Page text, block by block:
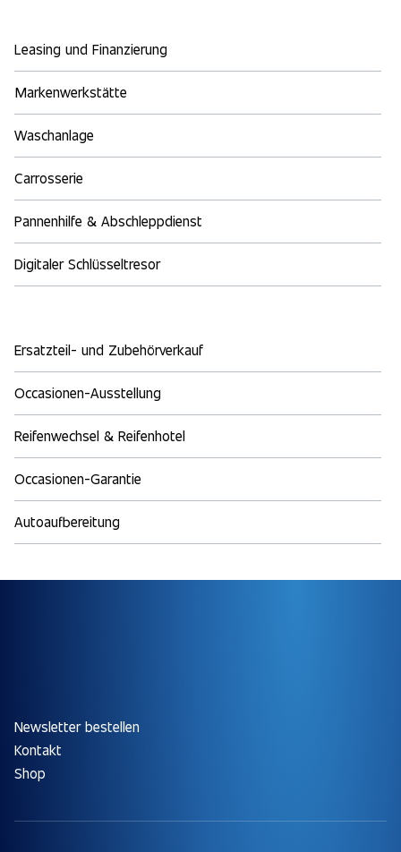
Leasing und Finanzierung
Markenwerkstätte
Waschanlage
Carrosserie
Pannenhilfe & Abschleppdienst
Digitaler Schlüsseltresor
Ersatzteil- und Zubehörverkauf
Occasionen-Ausstellung
Reifenwechsel & Reifenhotel
Occasionen-Garantie
Autoaufbereitung
Newsletter bestellen
Kontakt
Shop